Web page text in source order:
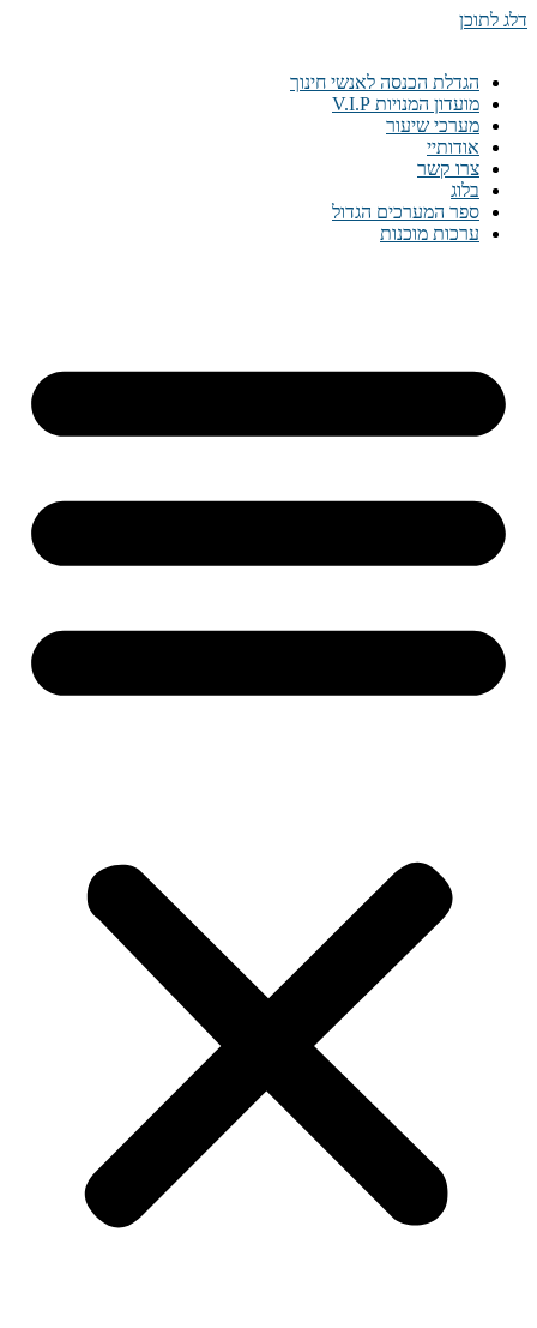
דלג לתוכן
הגדלת הכנסה לאנשי חינוך
מועדון המנויות V.I.P
מערכי שיעור
אודותיי
צרו קשר
בלוג
ספר המערכים הגדול
ערכות מוכנות